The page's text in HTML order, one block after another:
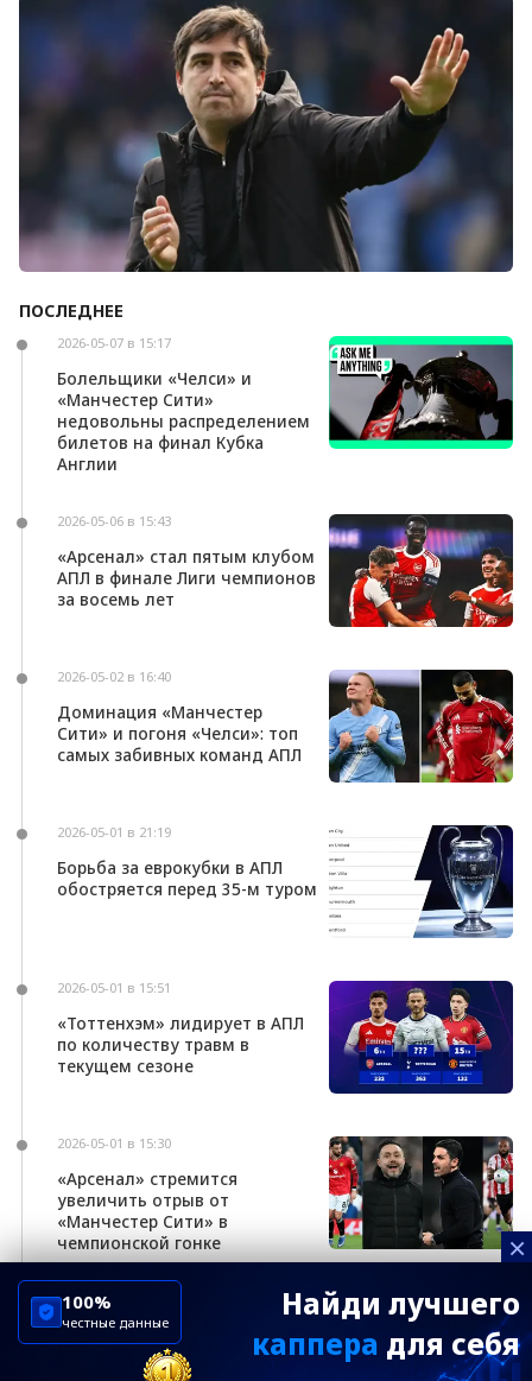
Болельщики «Ливерпуля» освистали команду
после ничьей с «Челси»
Андони Ираола может возглавить «Кристал
ПОСЛЕДНЕЕ
2026-05-07 в 15:17
Болельщики «Челси» и
«Манчестер Сити»
недовольны распределением
билетов на финал Кубка
Англии
2026-05-06 в 15:43
«Арсенал» стал пятым клубом
АПЛ в финале Лиги чемпионов
за восемь лет
2026-05-02 в 16:40
Доминация «Манчестер
Сити» и погоня «Челси»: топ
самых забивных команд АПЛ
2026-05-01 в 21:19
Борьба за еврокубки в АПЛ
обостряется перед 35-м туром
2026-05-01 в 15:51
«Тоттенхэм» лидирует в АПЛ
по количеству травм в
текущем сезоне
2026-05-01 в 15:30
«Арсенал» стремится
увеличить отрыв от
«Манчестер Сити» в
чемпионской гонке
×
Найди лучшего
каппера для себя
100%
честные данные
ChelseaBluesRu ФК Челси